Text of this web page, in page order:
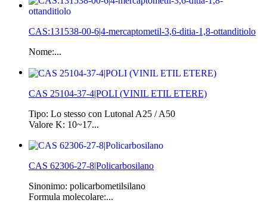
CAS:131538-00-6|4-mercaptometil-3,6-ditia-1,8-ottanditiolo
Nome:...
CAS 25104-37-4|POLI (VINIL ETIL ETERE)
Tipo: Lo stesso con Lutonal A25 / A50
Valore K: 10~17...
CAS 62306-27-8|Policarbosilano
Sinonimo: policarbometilsilano
Formula molecolare:...